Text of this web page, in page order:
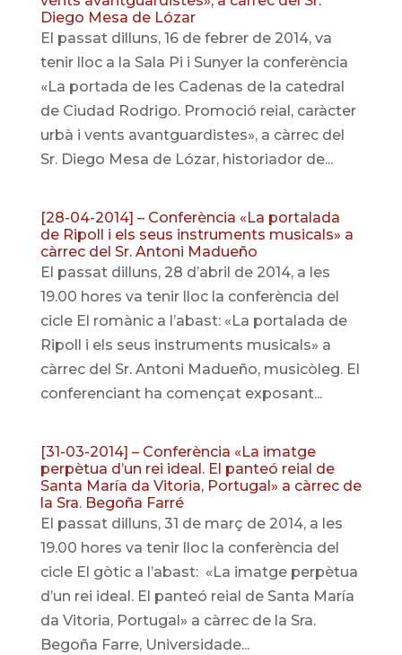
Diego Mesa de Lózar
El passat dilluns, 16 de febrer de 2014, va
tenir lloc a la Sala Pi i Sunyer la conferència
«La portada de les Cadenas de la catedral
de Ciudad Rodrigo. Promoció reial, caràcter
urbà i vents avantguardistes», a càrrec del
Sr. Diego Mesa de Lózar, historiador de...
[28-04-2014] – Conferència «La portalada
de Ripoll i els seus instruments musicals» a
càrrec del Sr. Antoni Madueño
El passat dilluns, 28 d’abril de 2014, a les
19.00 hores va tenir lloc la conferència del
cicle El romànic a l’abast: «La portalada de
Ripoll i els seus instruments musicals» a
càrrec del Sr. Antoni Madueño, musicòleg. El
conferenciant ha començat exposant...
[31-03-2014] – Conferència «La imatge
perpètua d’un rei ideal. El panteó reial de
Santa María da Vitoria, Portugal» a càrrec de
la Sra. Begoña Farré
El passat dilluns, 31 de març de 2014, a les
19.00 hores va tenir lloc la conferència del
cicle El gòtic a l’abast: «La imatge perpètua
d’un rei ideal. El panteó reial de Santa María
da Vitoria, Portugal» a càrrec de la Sra.
Begoña Farre, Universidade...